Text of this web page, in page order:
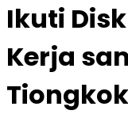
Ikuti
Kerja